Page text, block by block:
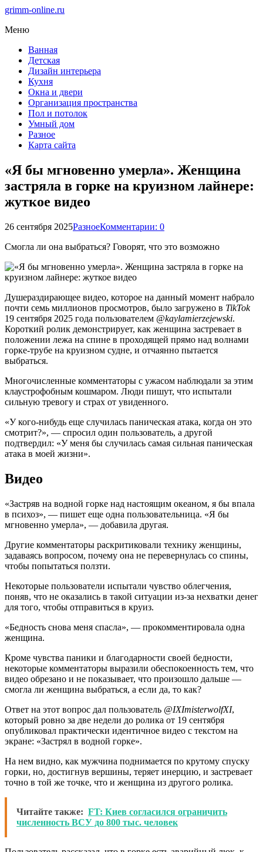
grimm-online.ru
Меню
Ванная
Детская
Дизайн интерьера
Кухня
Окна и двери
Организация пространства
Пол и потолок
Умный дом
Разное
Карта сайта
«Я бы мгновенно умерла». Женщина
застряла в горке на круизном лайнере:
жуткое видео
26 сентября 2025РазноеКомментарии: 0
Смогла ли она выбраться? Говорят, что это возможно
Душераздирающее видео, которое на данный момент набрало
почти семь миллионов просмотров, было загружено в TikTok
19 сентября 2025 года пользователем @kaylamierzejewski.
Короткий ролик демонстрирует, как женщина застревает в
положении лежа на спине в проходящей прямо над волнами
горке-трубе на круизном судне, и отчаянно пытается
выбраться.
Многочисленные комментаторы с ужасом наблюдали за этим
клаустрофобным кошмаром. Люди пишут, что испытали
сильную тревогу и страх от увиденного.
«У кого-нибудь еще случилась паническая атака, когда он это
смотрит?», — спросил один пользователь, а другой
подтвердил: «У меня бы случилась самая сильная паническая
атака в моей жизни».
Видео
«Застряв на водной горке над настоящим океаном, я бы впала
в психоз», — пишет еще одна пользовательница. «Я бы
мгновенно умерла», — добавила другая.
Другие комментаторы раскритиковали технику женщины,
задаваясь вопросом, почему она не перевернулась со спины,
чтобы попытаться ползти.
Некоторые пользователи испытали чувство облегчения,
поняв, что не оказались в такой ситуации из-за нехватки денег
для того, чтобы отправиться в круиз.
«Бедность снова меня спасла», — прокомментировала одна
женщина.
Кроме чувства паники и благодарности своей бедности,
некоторые комментаторы выразили обеспокоенность тем, что
видео обрезано и не показывает, что произошло дальше —
смогла ли женщина выбраться, а если да, то как?
Ответ на этот вопрос дал пользователь @IXImisterwolfXI,
который ровно за две недели до ролика от 19 сентября
опубликовал практически идентичное видео с текстом на
экране: «Застрял в водной горке».
На нем видно, как мужчина поднимается по крутому спуску
горки, но, достигнув вершины, теряет инерцию, и застревает
точно в той же точке, что и женщина из другого ролика.
Читайте также: FT: Киев согласился ограничить
численность ВСУ до 800 тыс. человек